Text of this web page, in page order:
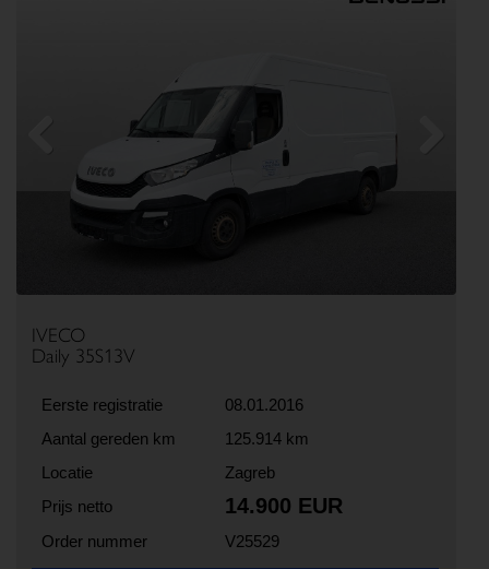
IVECO
Daily 35S13V
Eerste registratie
08.01.2016
Aantal gereden km
125.914 km
Locatie
Zagreb
Prijs netto
14.900 EUR
Order nummer V25529